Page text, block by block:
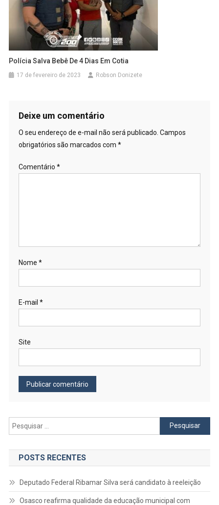
Polícia Salva Bebê De 4 Dias Em Cotia
17 de fevereiro de 2023 Robson Donizete
Deixe um comentário
O seu endereço de e-mail não será publicado. Campos
obrigatórios são marcados com *
Comentário *
Nome *
E-mail *
Site
Pesquisar
por:
POSTS RECENTES
Deputado Federal Ribamar Silva será candidato à reeleição
Osasco reafirma qualidade da educação municipal com